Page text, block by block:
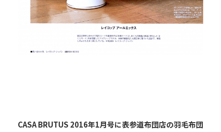
CASA BRUTUS 2016年1月号に表参道布団店の羽毛布団